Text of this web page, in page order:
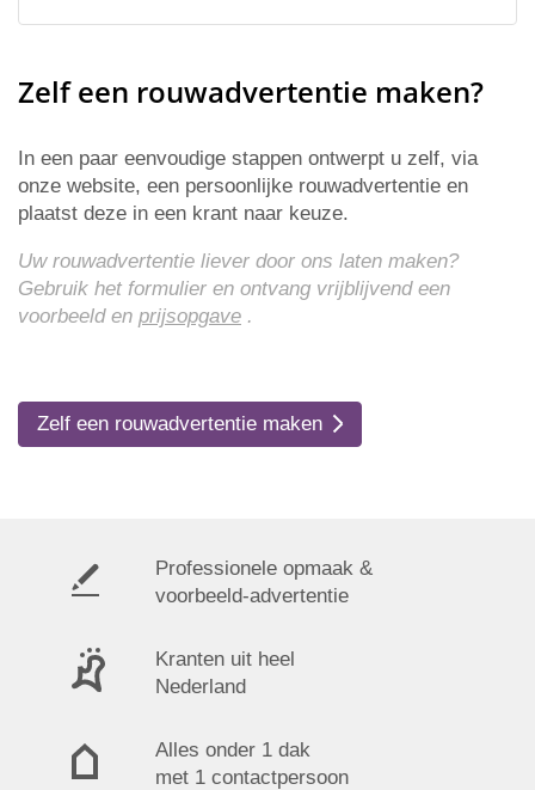
Zelf een rouwadvertentie maken?
In een paar eenvoudige stappen ontwerpt u zelf, via
onze website, een persoonlijke rouwadvertentie en
plaatst deze in een krant naar keuze.
Uw rouwadvertentie liever door ons laten maken?
Gebruik het formulier en ontvang vrijblijvend een
voorbeeld en prijsopgave .
Zelf een rouwadvertentie maken
Professionele opmaak &
voorbeeld-advertentie
Kranten uit heel
Nederland
Alles onder 1 dak
met 1 contactpersoon